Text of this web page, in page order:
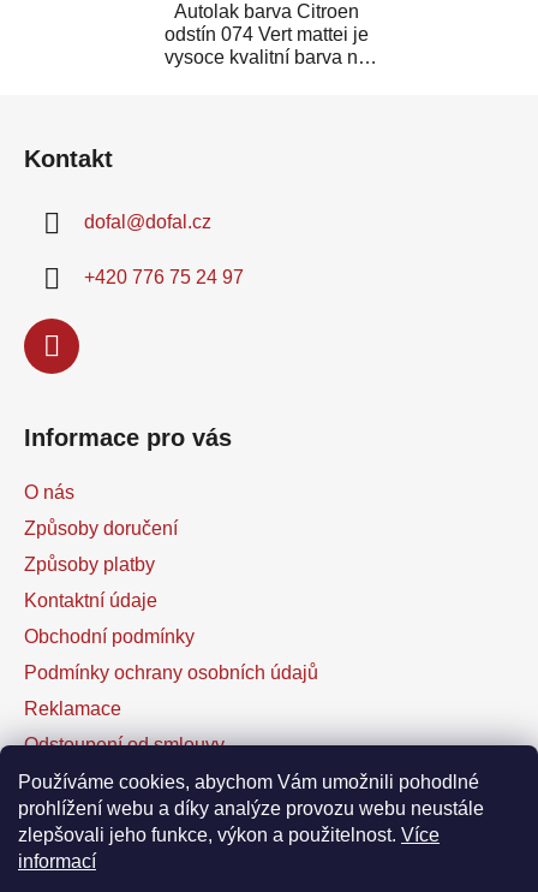
Používáme cookies, abychom Vám umožnili pohodlné
prohlížení webu a díky analýze provozu webu neustále
zlepšovali jeho funkce, výkon a použitelnost. Více
informací
Autolak barva Citroen
odstín 074 Vert mattei je
vysoce kvalitní barva na
Kontakt
dofal @dofal.cz
+420 776 75 24 97
Informace pro vás
O nás
Způsoby doručení
Způsoby platby
Kontaktní údaje
Obchodní podmínky
Podmínky ochrany osobních údajů
Reklamace
Odstoupení od smlouvy
Kontaktní formulář
Facebook